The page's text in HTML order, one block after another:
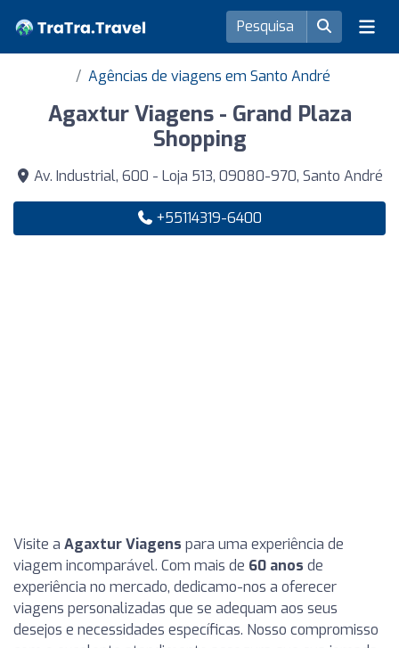
Agências de viagens em Santo André
Agaxtur Viagens - Grand Plaza
Shopping
Av. Industrial, 600 - Loja 513, 09080-970, Santo André
+55114319-6400
Visite a Agaxtur Viagens para uma experiência de
viagem incomparável. Com mais de 60 anos de
experiência no mercado, dedicamo-nos a oferecer
viagens personalizadas que se adequam aos seus
desejos e necessidades específicas. Nosso compromisso